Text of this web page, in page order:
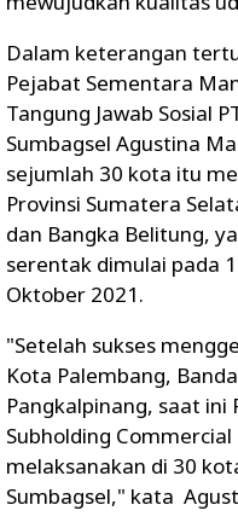
Dalam keterangan
Pejabat Sementara
Tangung Jawab Sosial
Sumbagsel Agustina
sejumlah 30 kota itu
Provinsi Sumatera
dan Bangka Belitung,
serentak dimulai pada
Oktober 2021.
"Setelah sukses
Kota Palembang,
Pangkalpinang, saat ini
Subholding
melaksanakan di 30
Sumbagsel," kata